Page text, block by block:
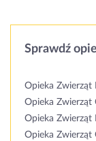
Sprawdź
Opieka Zwierząt
Opieka Zwierząt
Opieka Zwierząt
Opieka Zwierząt